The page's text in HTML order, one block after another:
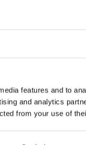
features and to
and analytics
from your use of
del crecimiento
impulsadas
en el
de 2023, el
en la